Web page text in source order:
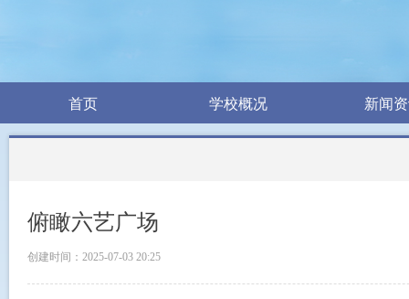
首页
首页
学校概况
学校概况
新闻
新闻
俯瞰六艺广场
创建时间： 2025-07-03 20:25